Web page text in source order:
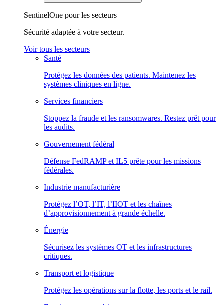
SentinelOne pour les secteurs
Sécurité adaptée à votre secteur.
Voir tous les secteurs
Santé
Protégez les données des patients. Maintenez les
systèmes cliniques en ligne.
Services financiers
Stoppez la fraude et les ransomwares. Restez prêt pour
les audits.
Gouvernement fédéral
Défense FedRAMP et IL5 prête pour les missions
fédérales.
Industrie manufacturière
Protégez l’OT, l’IT, l’IIOT et les chaînes
d’approvisionnement à grande échelle.
Énergie
Sécurisez les systèmes OT et les infrastructures
critiques.
Transport et logistique
Protégez les opérations sur la flotte, les ports et le rail.